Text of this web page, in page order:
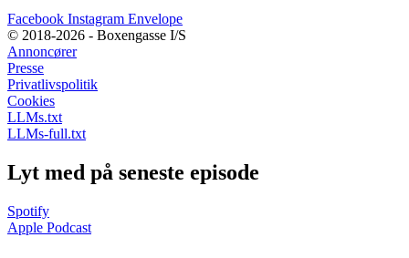
Facebook Instagram Envelope
© 2018-2026 - Boxengasse I/S
Annoncører
Presse
Privatlivspolitik
Cookies
LLMs.txt
LLMs-full.txt
Lyt med på seneste episode
Spotify
Apple Podcast